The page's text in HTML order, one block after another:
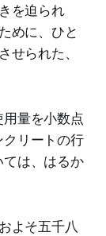
を迫られ
めに、ひと
せられた、
量を小数点
リートの行
ては、はるか
よそ五千八